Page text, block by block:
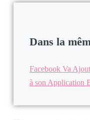
Dans la
Facebook Va
à son Application